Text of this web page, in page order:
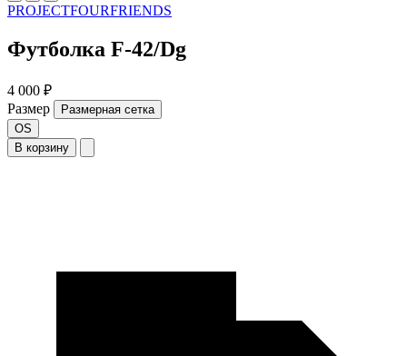
PROJECTFOURFRIENDS
Футболка F-42/Dg
4 000 ₽
Размер
Размерная сетка
OS
В корзину